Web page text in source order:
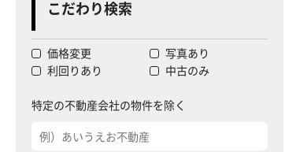
こだわり検索
価格変更
写真あり
利回りあり
中古のみ
特定の不動産会社の物件を除く